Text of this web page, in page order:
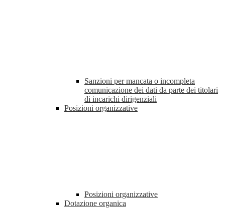
Sanzioni per mancata o incompleta
comunicazione dei dati da parte dei titolari
di incarichi dirigenziali
Posizioni organizzative
Posizioni organizzative
Dotazione organica